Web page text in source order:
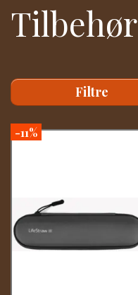
Tilbehør
Filtre
-11%